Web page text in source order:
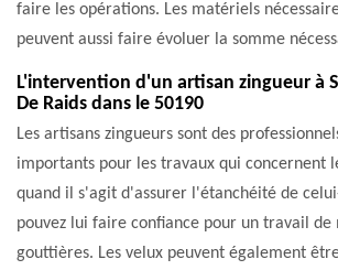
faire les opérations. Les matériels
peuvent aussi faire évoluer la somme
L'intervention d'un artisan zingueur à
De Raids dans le 50190
Les artisans zingueurs sont des
importants pour les travaux qui concernent
quand il s'agit d'assurer l'étanchéité de
pouvez lui faire confiance pour un travail de
gouttières. Les velux peuvent également